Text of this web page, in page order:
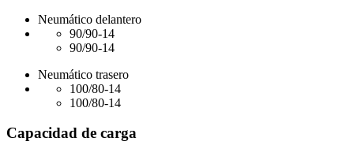
Neumático delantero
90/90-14
90/90-14
Neumático trasero
100/80-14
100/80-14
Capacidad de carga